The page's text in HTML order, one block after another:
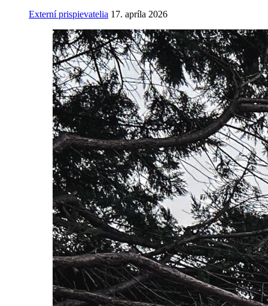
Externí prispievatelia 17. apríla 2026